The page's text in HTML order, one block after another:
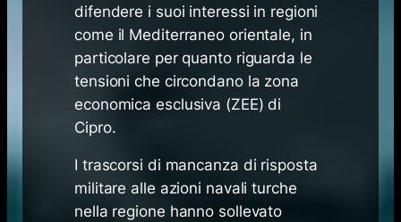
difendere i suoi interessi in regioni
come il Mediterraneo orientale, in
particolare per quanto riguarda le
tensioni che circondano la zona
economica esclusiva (ZEE) di
Cipro.
I trascorsi di mancanza di risposta
militare alle azioni navali turche
nella regione hanno sollevato